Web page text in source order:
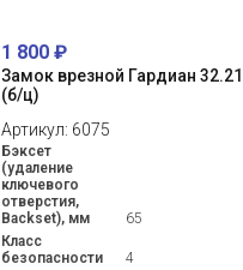
1 800₽
Замок врезной Гардиан 32.21
(б/ц)
Артикул: 6075
Бэксет
(удаление
ключевого
отверстия,
Backset), мм
65
Класс
безопасности
4